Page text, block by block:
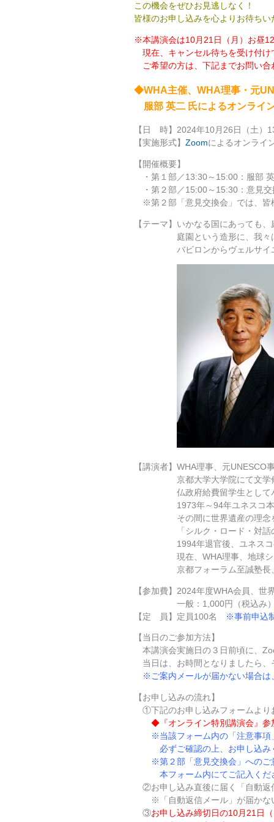
この機会をぜひお見逃しなく！
皆様のお申し込みを心よりお待ちい
※本講演会は10月21日（月）お昼
現在、キャンセル待ちを受け付け
ご希望の方は、下記までお問い合
◆WHA主催、WHA理事・元
服部 英二 氏によるオンライ
【日 時】2024年10月26日（土）
【実施形式】 Zoomによるオンライ
【開催概要】
・第１部／13:30～15:00：服部
・第２部／15:00～15:30：意見交
※第２部「意見交換会」では、皆
【テーマ】いかなる国にあっても
庭園という造形に、我々は
バビロンからヴェルサイユに
【講演者】WHA理事、元
京都大学大学院にて文学修
仏政府給費留学生としてパリ
1973年～94年ユネスコ本部勤
その間に世界遺産の理念を発
「シルク・ロード・対話の
1994年退官後、ユネスコ事
現在、WHA理事、地球システ
京都フォーラム至誠塾長
【参加費】2024年度WHA会員、世
一般：1,000円（税込み
【定 員】定員100名
※事前申込
【当日のご参加方法】
本講演会実施日の３日前頃に、
当日は、お時間となりましたら、
※ご案内メールが届かない場合は
【お申し込みの流れ】
①下記のお申し込みフォーム より
◆『オンライン特別講演会』参
※当該フォーム内の「注意事項
必ずご確認の上、お申し込み
※第２部「意見交換会」へのご
本フォーム内にてご記入くだ
②お申し込み直後に届く「自動返
※「自動返信メール」が届かない
③お申し込み締切日の10月21日